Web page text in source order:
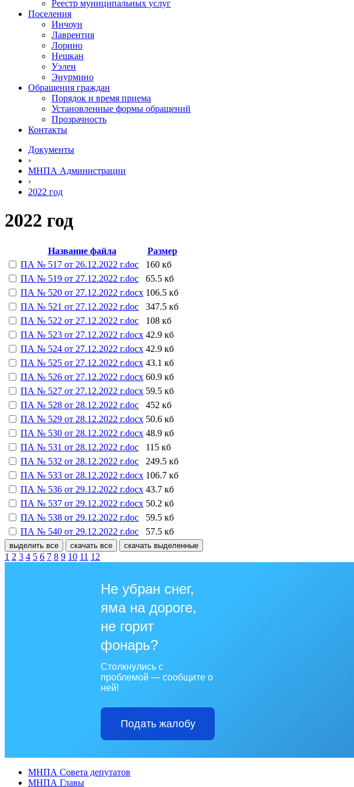
Реестр муниципальных услуг
Поселения
Инчоун
Лаврентия
Лорино
Нешкан
Уэлен
Энурмино
Обращения граждан
Порядок и время приема
Установленные формы обращений
Прозрачность
Контакты
Документы
›
МНПА Администрации
›
2022 год
2022 год
Название файла
Размер
ПА № 517 от 26.12.2022 г.doc
160 кб
ПА № 519 от 27.12.2022 г.doc
65.5 кб
ПА № 520 от 27.12.2022 г.docx 106.5 кб
ПА № 521 от 27.12.2022 г.doc
347.5 кб
ПА № 522 от 27.12.2022 г.doc
108 кб
ПА № 523 от 27.12.2022 г.docx 42.9 кб
ПА № 524 от 27.12.2022 г.docx 42.9 кб
ПА № 525 от 27.12.2022 г.docx 43.1 кб
ПА № 526 от 27.12.2022 г.docx 60.9 кб
ПА № 527 от 27.12.2022 г.docx 59.5 кб
ПА № 528 от 28.12.2022 г.doc
452 кб
ПА № 529 от 28.12.2022 г.docx 50.6 кб
ПА № 530 от 28.12.2022 г.docx 48.9 кб
ПА № 531 от 28.12.2022 г.doc
115 кб
ПА № 532 от 28.12.2022 г.doc
249.5 кб
ПА № 533 от 28.12.2022 г.docx 106.7 кб
ПА № 536 от 29.12.2022 г.docx 43.7 кб
ПА № 537 от 29.12.2022 г.docx 50.2 кб
ПА № 538 от 29.12.2022 г.doc
59.5 кб
ПА № 540 от 29.12.2022 г.doc
57.5 кб
выделить все скачать все скачать выделенные
1 2 3 4 5 6 7 8 9 10 11 12
Не убран снег,
яма на дороге,
не горит
фонарь?
Столкнулись с
проблемой — сообщите о
ней!
Подать жалобу
МНПА Совета депутатов
МНПА Главы